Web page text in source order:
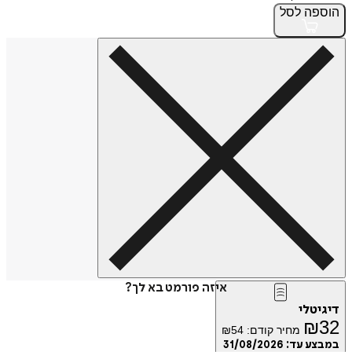
הוספה לסל
איזה פורמט בא לך?
דיגיטלי
₪32 מחיר קודם: ₪54
במבצע עד: 31/08/2026